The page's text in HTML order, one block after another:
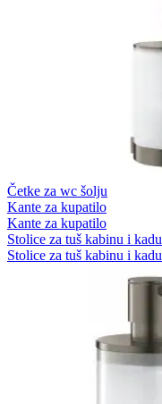
Četke za wc šolju
Kante za kupatilo
Kante za kupatilo
Stolice za tuš kabinu i kadu
Stolice za tuš kabinu i kadu